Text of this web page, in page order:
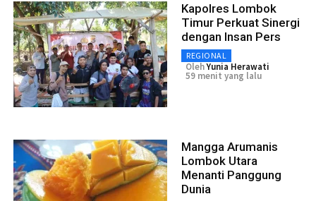
Kapolres Lombok
Timur Perkuat Sinergi
dengan Insan Pers
REGIONAL
OlehYunia Herawati
59 menit yang lalu
Mangga Arumanis
Lombok Utara
Menanti Panggung
Dunia